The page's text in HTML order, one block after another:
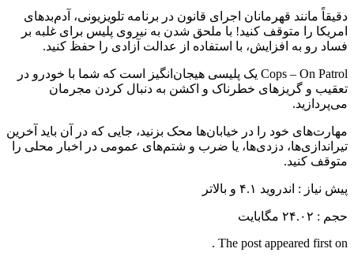
دقیقاً مانند قهرمانان اجرای قانون در برنامه تلویزیونی، آدم‌بدهای
امریکا را متوقف کنید! با ملحق شدن به نیروی پلیس برای غلبه بر
فساد رو به افزایش، با استفاده از عدالت آزادی را حفظ کنید.
Cops – On Patrol یک پلیسی هیجان‌انگیز است که شما با خودرو در
تعقیب و گریزهای خطرناک و اکشن به دنبال کردن مجرمان
می‌پردازید.
مهارت‌های خود را در خیابان‌ها محک بزنید، جایی که در آن باید آخرین
تیراندازی‌ها، دزدی‌ها، یا ضرب و شتم‌های عمومی در اخبار محلی را
متوقف کنید.
پیش نیاز : اندروید ۴.۱ و بالاتر
حجم : ۲۴.۰۲ مگابایت
The post appeared first on .